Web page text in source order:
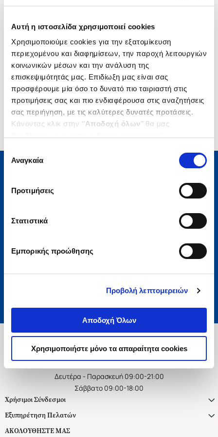
Αυτή η ιστοσελίδα χρησιμοποιεί cookies
Χρησιμοποιούμε cookies για την εξατομίκευση
περιεχομένου και διαφημίσεων, την παροχή λειτουργιών
κοινωνικών μέσων και την ανάλυση της
επισκεψιμότητάς μας. Επιδίωξη μας είναι σας
προσφέρουμε μία όσο το δυνατό πιο ταιριαστή στις
προτιμήσεις σας και πιο ενδιαφέρουσα στις αναζητήσεις
σας περιήγηση, με τις καλύτερες δυνατές προτάσεις.
Κάνοντας κλικ στην ‘’Αποδοχή όλων’’ θα μας
ενδιαφέρουν και να επιλέξετε από τα παρακάτω με την
΄΄και να ενημερωθείτε σχετικά με
Επιλογή
συγκατάθεσης
Αναγκαία
Προτιμήσεις
Στατιστικά
Εμπορικής προώθησης
Προβολή λεπτομερειών
Αποδοχή Όλων
Χρησιμοποιήστε μόνο τα απαραίτητα cookies
Μάθετε τα νέα της Πολιτείας
νέα βιβλία, τις εξαιρετικές τιμές και τις εκδηλώσεις μας.
Επιθυμώ να λαμβάνω προσωποποιημένα ενημερωτικά email και
Δευτέρα - Παρασκευή 09:00-21:00
Σάββατο 09:00-18:00
Χρήσιμοι Σύνδεσμοι
Εξυπηρέτηση Πελατών
ΑΚΟΛΟΥΘΗΣΤΕ ΜΑΣ